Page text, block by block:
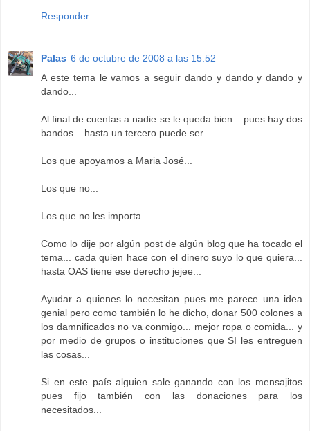
Responder
Palas 6 de octubre de 2008 a las 15:52
A este tema le vamos a seguir dando y dando y dando y
dando...
Al final de cuentas a nadie se le queda bien... pues hay dos
bandos... hasta un tercero puede ser...
Los que apoyamos a Maria José...
Los que no...
Los que no les importa...
Como lo dije por algún post de algún blog que ha tocado el
tema... cada quien hace con el dinero suyo lo que quiera...
hasta OAS tiene ese derecho jejee...
Ayudar a quienes lo necesitan pues me parece una idea
genial pero como también lo he dicho, donar 500 colones a
los damnificados no va conmigo... mejor ropa o comida... y
por medio de grupos o instituciones que SI les entreguen
las cosas...
Si en este país alguien sale ganando con los mensajitos
pues fijo también con las donaciones para los
necesitados...